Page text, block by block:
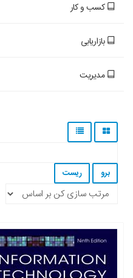
کسب و کار
بازاریابی
مدیریت